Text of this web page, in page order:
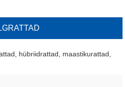
hübriidrattad, maastikurattad,